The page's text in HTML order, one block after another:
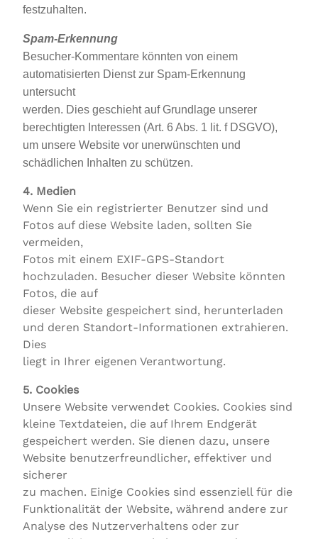
festzuhalten.
Spam-Erkennung
Besucher-Kommentare könnten von einem
automatisierten Dienst zur Spam-Erkennung
untersucht
werden. Dies geschieht auf Grundlage unserer
berechtigten Interessen (Art. 6 Abs. 1 lit. f DSGVO),
um unsere Website vor unerwünschten und
schädlichen Inhalten zu schützen.
4. Medien
Wenn Sie ein registrierter Benutzer sind und
Fotos auf diese Website laden, sollten Sie
vermeiden,
Fotos mit einem EXIF-GPS-Standort
hochzuladen. Besucher dieser Website könnten
Fotos, die auf
dieser Website gespeichert sind, herunterladen
und deren Standort-Informationen extrahieren.
Dies
liegt in Ihrer eigenen Verantwortung.
5. Cookies
Unsere Website verwendet Cookies. Cookies sind
kleine Textdateien, die auf Ihrem Endgerät
gespeichert werden. Sie dienen dazu, unsere
Website benutzerfreundlicher, effektiver und
sicherer
zu machen. Einige Cookies sind essenziell für die
Funktionalität der Website, während andere zur
Analyse des Nutzerverhaltens oder zur